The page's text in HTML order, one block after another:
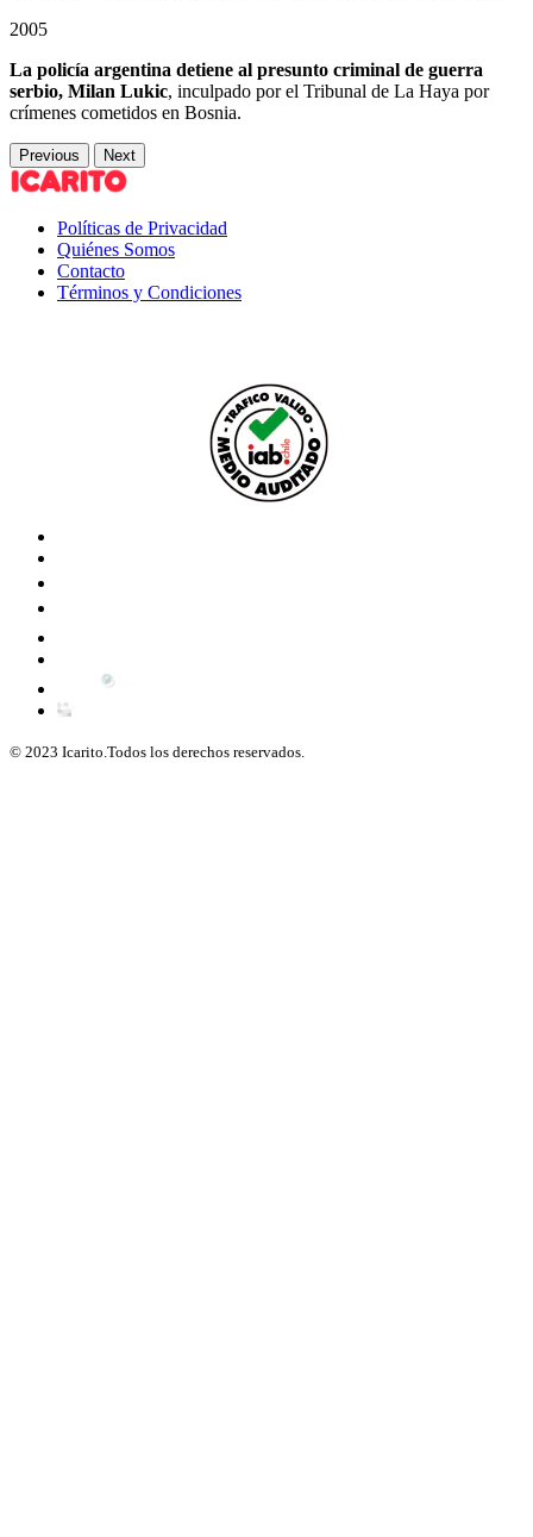
2005
La policía argentina detiene al presunto criminal de guerra
serbio, Milan Lukic, inculpado por el Tribunal de La Haya por
crímenes cometidos en Bosnia.
Previous Next
Políticas de Privacidad
Quiénes Somos
Contacto
Términos y Condiciones
© 2023 Icarito.Todos los derechos reservados.